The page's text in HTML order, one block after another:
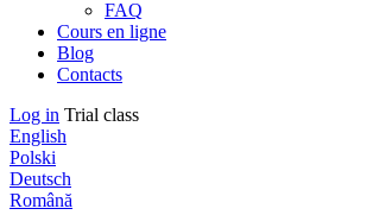
FAQ
Cours en ligne
Blog
Contacts
Log in Trial class
English
Polski
Deutsch
Română